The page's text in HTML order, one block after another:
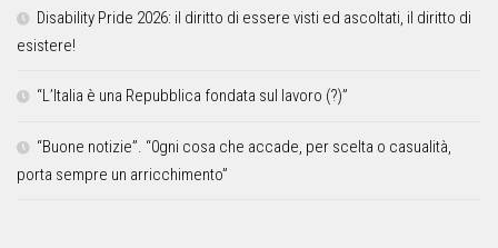
Disability Pride 2026: il diritto di essere visti ed ascoltati, il diritto di
esistere!
“L’Italia è una Repubblica fondata sul lavoro (?)”
“Buone notizie”. “0gni cosa che accade, per scelta o casualità,
porta sempre un arricchimento”